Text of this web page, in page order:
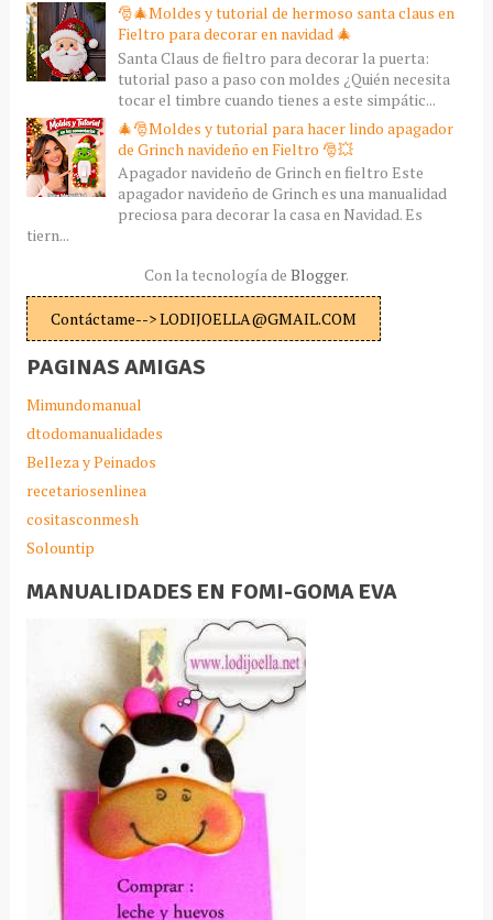
🎅🎄Moldes y tutorial de hermoso santa claus en
Fieltro para decorar en navidad 🎄
Santa Claus de fieltro para decorar la puerta:
tutorial paso a paso con moldes ¿Quién necesita
tocar el timbre cuando tienes a este simpátic...
🎄🎅Moldes y tutorial para hacer lindo apagador
de Grinch navideño en Fieltro 🎅💥
Apagador navideño de Grinch en fieltro Este
apagador navideño de Grinch es una manualidad
preciosa para decorar la casa en Navidad. Es
tiern...
Con la tecnología de Blogger.
Contáctame--> LODIJOELLA@GMAIL.COM
PAGINAS AMIGAS
Mimundomanual
dtodomanualidades
Belleza y Peinados
recetariosenlinea
cositasconmesh
Solountip
MANUALIDADES EN FOMI-GOMA EVA